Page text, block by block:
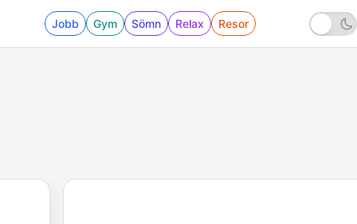
Jobb Gym Sömn Relax Resor